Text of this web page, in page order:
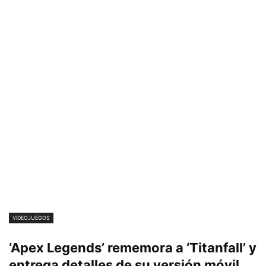
VIDEOJUEGOS
‘Apex Legends’ rememora a ‘Titanfall’ y